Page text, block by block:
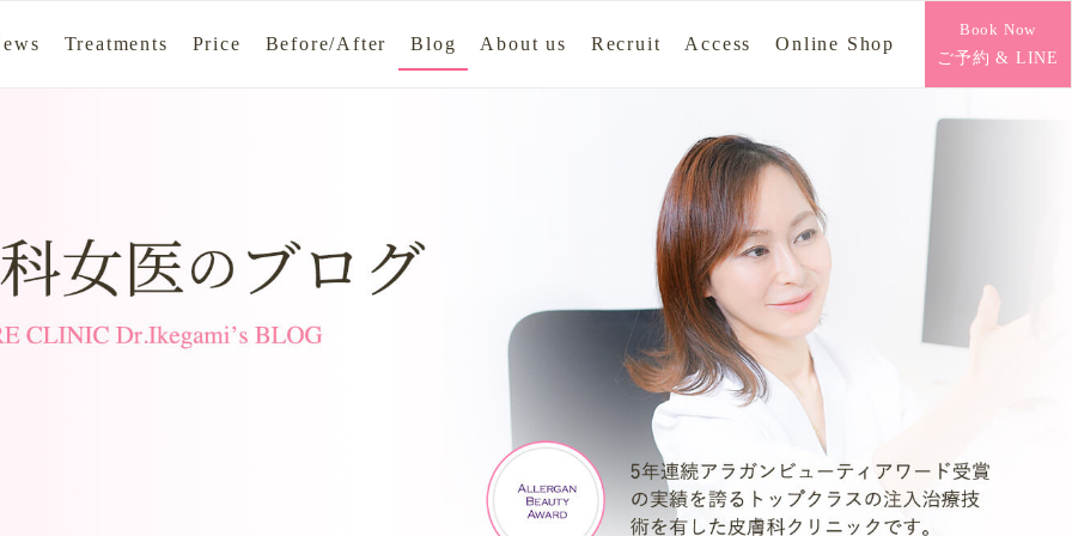
Treatments Price Before/After Blog About us Recruit Access Online Shop
Book Now
ご予約 & LINE